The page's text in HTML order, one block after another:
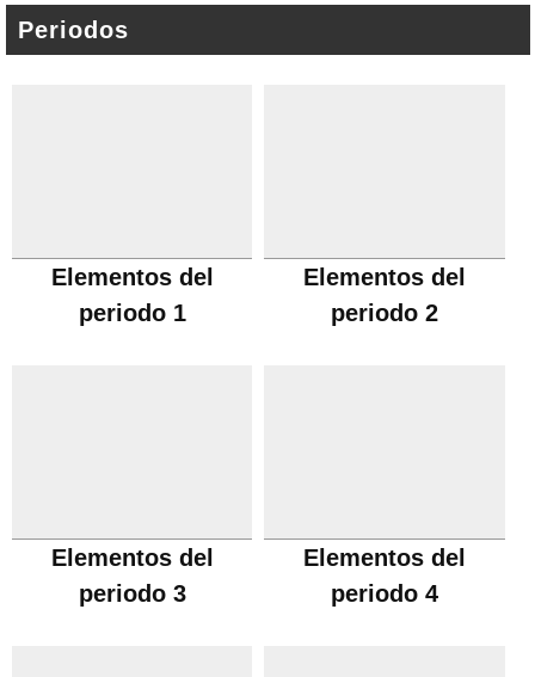
Periodos
Elementos del
periodo 1
Elementos del
periodo 2
Elementos del
periodo 3
Elementos del
periodo 4